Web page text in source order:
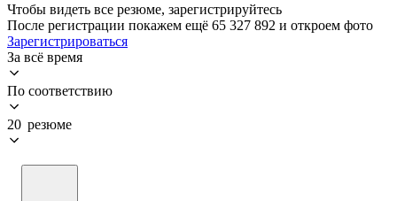
Чтобы видеть все резюме, зарегистрируйтесь
После регистрации покажем ещё 65 327 892 и откроем фото
Зарегистрироваться
За всё время
По соответствию
20 резюме